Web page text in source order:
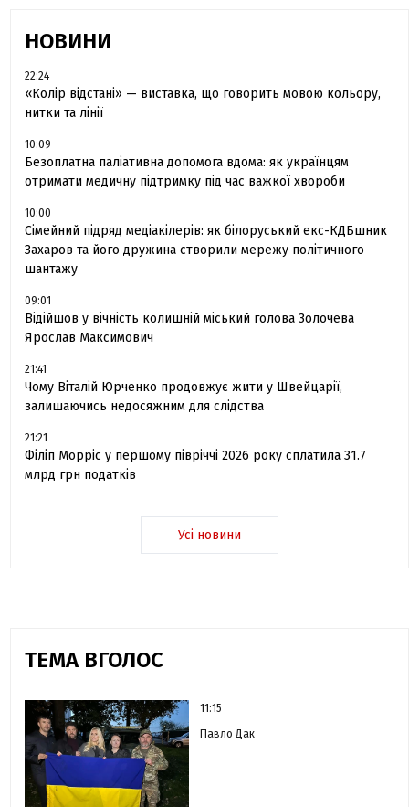
НОВИНИ
22:24
«Колір відстані» — виставка, що говорить мовою кольору,
нитки та лінії
10:09
Безоплатна паліативна допомога вдома: як українцям
отримати медичну підтримку під час важкої хвороби
10:00
Сімейний підряд медіакілерів: як білоруський екс-КДБшник
Захаров та його дружина створили мережу політичного
шантажу
09:01
Відійшов у вічність колишній міський голова Золочева
Ярослав Максимович
21:41
Чому Віталій Юрченко продовжує жити у Швейцарії,
залишаючись недосяжним для слідства
21:21
Філіп Морріс у першому півріччі 2026 року сплатила 31.7
млрд грн податків
Усі новини
ТЕМА ВГОЛОС
11:15
Павло Дак